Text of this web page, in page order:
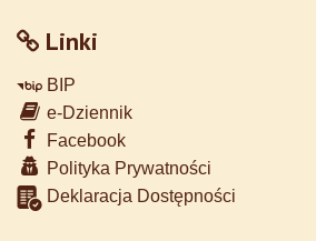
Linki
BIP
e-Dziennik
Facebook
Polityka Prywatności
Deklaracja Dostępności